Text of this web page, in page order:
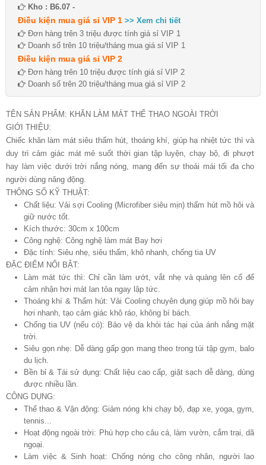
Kho : B6.07 -
Điều kiện mua giá sỉ VIP 1 >> Xem chi tiết
Đơn hàng trên 3 triệu được tính giá sỉ VIP 1
Doanh số trên 10 triệu/tháng mua giá sỉ VIP 1
Điều kiện mua giá sỉ VIP 2
Đơn hàng trên 10 triệu được tính giá sỉ VIP 2
Doanh số trên 20 triệu/tháng mua giá sỉ VIP 2
TÊN SẢN PHẨM: KHĂN LÀM MÁT THỂ THAO NGOÀI TRỜI
GIỚI THIỆU:
Chiếc khăn làm mát siêu thấm hút, thoáng khí, giúp hạ nhiệt tức thì và
duy trì cảm giác mát mẻ suốt thời gian tập luyện, chạy bộ, đi phượt
hay làm việc dưới trời nắng nóng, mang đến sự thoải mái tối đa cho
người dùng năng động.
THÔNG SỐ KỸ THUẬT:
Chất liệu: Vải sợi Cooling (Microfiber siêu mịn) thấm hút mồ hôi và
giữ nước tốt.
Kích thước: 30cm x 100cm
Công nghệ: Công nghệ làm mát Bay hơi
Đặc tính: Siêu nhẹ, siêu thấm, khô nhanh, chống tia UV
ĐẶC ĐIỂM NỔI BẬT:
Làm mát tức thì: Chỉ cần làm ướt, vắt nhẹ và quàng lên cổ để
cảm nhận hơi mát lan tỏa ngay lập tức.
Thoáng khí & Thấm hút: Vải Cooling chuyên dụng giúp mồ hôi bay
hơi nhanh, tạo cảm giác khô ráo, không bí bách.
Chống tia UV (nếu có): Bảo vệ da khỏi tác hại của ánh nắng mặt
trời.
Siêu gọn nhẹ: Dễ dàng gấp gọn mang theo trong túi tập gym, balo
du lịch.
Bền bỉ & Tái sử dụng: Chất liệu cao cấp, giặt sạch dễ dàng, dùng
được nhiều lần.
CÔNG DỤNG:
Thể thao & Vận động: Giảm nóng khi chạy bộ, đạp xe, yoga, gym,
tennis...
Hoạt động ngoài trời: Phù hợp cho câu cá, làm vườn, cắm trại, dã
ngoại.
Làm việc & Sinh hoạt: Chống nóng cho công nhân, người lao